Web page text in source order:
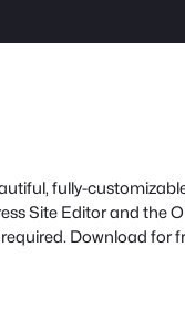
fully-
Site Editor and the
Download for